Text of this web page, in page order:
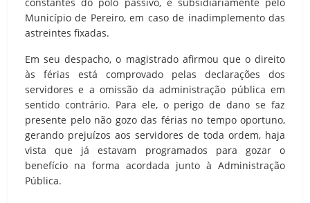
Município de Pereiro, em caso de inadimplemento das
astreintes fixadas.
Em seu despacho, o magistrado afirmou que o direito
às férias está comprovado pelas declarações dos
servidores e a omissão da administração pública em
sentido contrário. Para ele, o perigo de dano se faz
presente pelo não gozo das férias no tempo oportuno,
gerando prejuízos aos servidores de toda ordem, haja
vista que já estavam programados para gozar o
benefício na forma acordada junto à Administração
Pública.